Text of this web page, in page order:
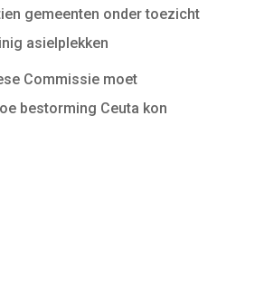
gemeenten onder toezicht
asielplekken
Commissie moet
bestorming Ceuta kon